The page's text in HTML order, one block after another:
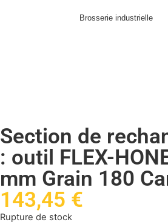
Brosserie industrielle
Section de
: outil FLEX-
mm Grain 180
143,45 €
Rupture de stock